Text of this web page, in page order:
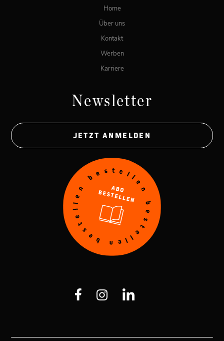
Home
Über uns
Kontakt
Werben
Karriere
Newsletter
JETZT ANMELDEN